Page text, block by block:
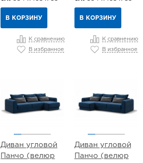
В КОРЗИНУ
К сравнению
В избранное
В КОРЗИНУ
К сравнению
В избранное
Диван угловой
Панчо (велюр
Диван угловой
Панчо (велюр